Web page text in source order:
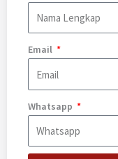
Email
Whatsapp